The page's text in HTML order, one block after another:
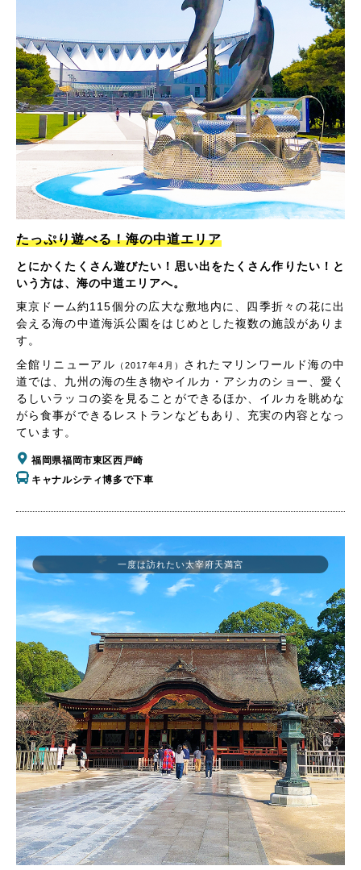
たっぷり遊べる！海の中道エリア
とにかくたくさん遊びたい！思い出をたくさん作りたい！と
いう方は、海の中道エリアへ。
東京ドーム約115個分の広大な敷地内に、四季折々の花に出
会える海の中道海浜公園をはじめとした複数の施設がありま
す。
全館リニューアル （2017年4月） されたマリンワールド海の中
道では、九州の海の生き物やイルカ・アシカのショー、愛く
るしいラッコの姿を見ることができるほか、イルカを眺めな
がら食事ができるレストランなどもあり、充実の内容となっ
ています。
福岡県福岡市東区西戸崎
キャナルシティ博多で下車
一度は訪れたい太宰府天満宮